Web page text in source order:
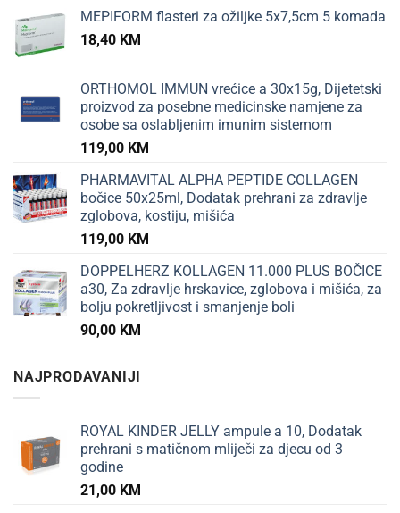
MEPIFORM flasteri za ožiljke 5x7,5cm 5 komada
18,40 KM
ORTHOMOL IMMUN vrećice a 30x15g, Dijetetski
proizvod za posebne medicinske namjene za
osobe sa oslabljenim imunim sistemom
119,00 KM
PHARMAVITAL ALPHA PEPTIDE COLLAGEN
bočice 50x25ml, Dodatak prehrani za zdravlje
zglobova, kostiju, mišića
119,00 KM
DOPPELHERZ KOLLAGEN 11.000 PLUS BOČICE
a30, Za zdravlje hrskavice, zglobova i mišića, za
bolju pokretljivost i smanjenje boli
90,00 KM
NAJPRODAVANIJI
ROYAL KINDER JELLY ampule a 10, Dodatak
prehrani s matičnom mliječi za djecu od 3
godine
21,00 KM